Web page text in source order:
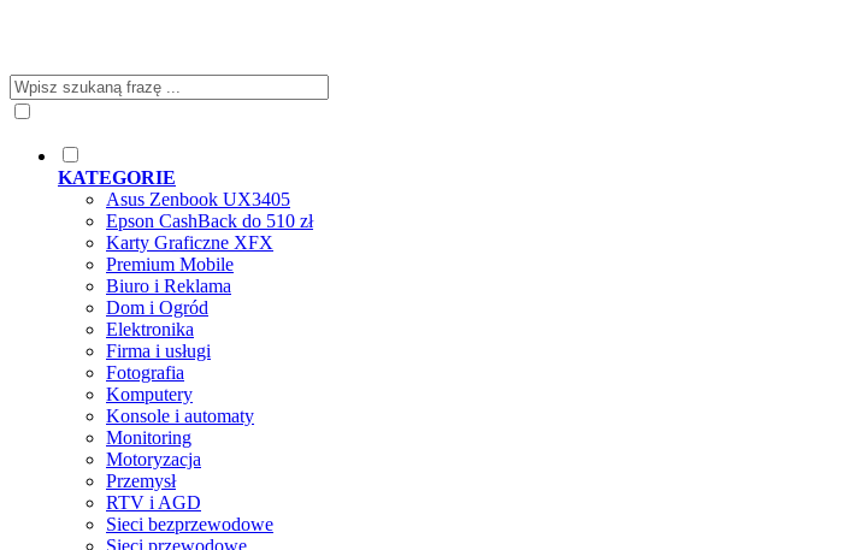
KATEGORIE
Asus Zenbook UX3405
Epson CashBack do 510 zł
Karty Graficzne XFX
Premium Mobile
Biuro i Reklama
Dom i Ogród
Elektronika
Firma i usługi
Fotografia
Komputery
Konsole i automaty
Monitoring
Motoryzacja
Przemysł
RTV i AGD
Sieci bezprzewodowe
Sieci przewodowe